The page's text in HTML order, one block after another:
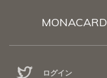
MONACARD
ログイン